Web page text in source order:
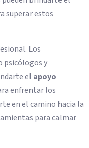
superar estos
Los
psicólogos y
el apoyo
enfrentar los
en el camino hacia la
para calmar